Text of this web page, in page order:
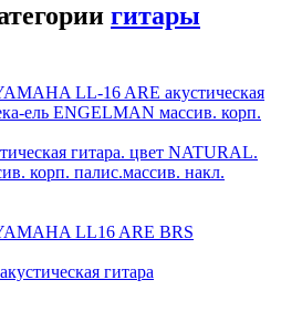
гитары
гитара. цвет NATURAL.
корп. палис.массив. накл.
гитара